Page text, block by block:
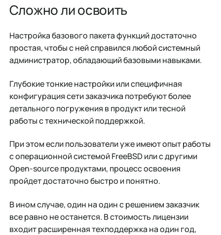
Сложно ли освоить
Настройка базового пакета функций достаточно
простая, чтобы с ней справился любой системный
администратор, обладающий базовыми навыками.
Глубокие тонкие настройки или специфичная
конфигурация сети заказчика потребуют более
детального погружения в продукт или тесной
работы с технической поддержкой.
При этом если пользователи уже имеют опыт работы
с операционной системой FreeBSD или с другими
Open-source продуктами, процесс освоения
пройдет достаточно быстро и понятно.
В ином случае, один на один с решением заказчик
все равно не останется. В стоимость лицензии
входит расширенная техподдержка на один год,